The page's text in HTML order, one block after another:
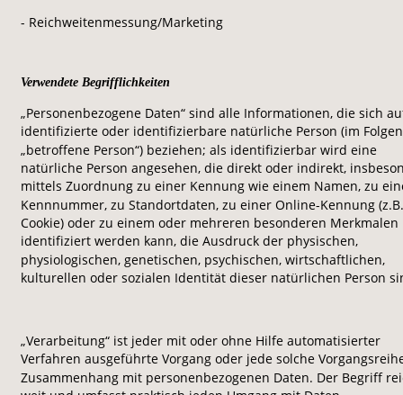
- Reichweitenmessung/Marketing
Verwendete Begrifflichkeiten
„Personenbezogene Daten“ sind alle Informationen, die sich
identifizierte oder identifizierbare natürliche Person (im
„betroffene Person“) beziehen; als identifizierbar wird eine
natürliche Person angesehen, die direkt oder indirekt,
mittels Zuordnung zu einer Kennung wie einem Namen, zu
Kennnummer, zu Standortdaten, zu einer Online-Kennung
Cookie) oder zu einem oder mehreren besonderen Merkmalen
identifiziert werden kann, die Ausdruck der physischen,
physiologischen, genetischen, psychischen, wirtschaftlichen,
kulturellen oder sozialen Identität dieser natürlichen Person
„Verarbeitung“ ist jeder mit oder ohne Hilfe automatisierter
Verfahren ausgeführte Vorgang oder jede solche
Zusammenhang mit personenbezogenen Daten. Der Begriff